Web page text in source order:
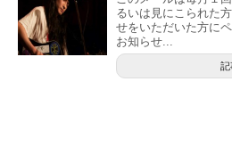
るいは見にこられた
せをいただいた方に
お知らせ...
記